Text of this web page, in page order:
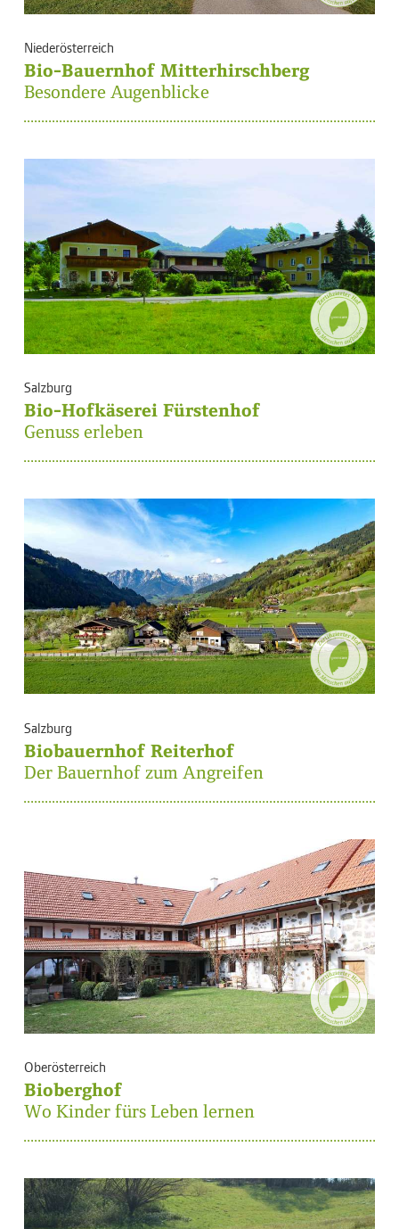
Niederösterreich
Bio-Bauernhof Mitterhirschberg
Besondere Augenblicke
Salzburg
Bio-Hofkäserei Fürstenhof
Genuss erleben
Salzburg
Biobauernhof Reiterhof
Der Bauernhof zum Angreifen
Oberösterreich
Bioberghof
Wo Kinder fürs Leben lernen